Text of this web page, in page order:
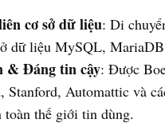
cơ sở dữ liệu: Di
dữ liệu MySQL,
& Đáng tin cậy: Được
Stanford, Automattic và
toàn thế giới tin dùng.